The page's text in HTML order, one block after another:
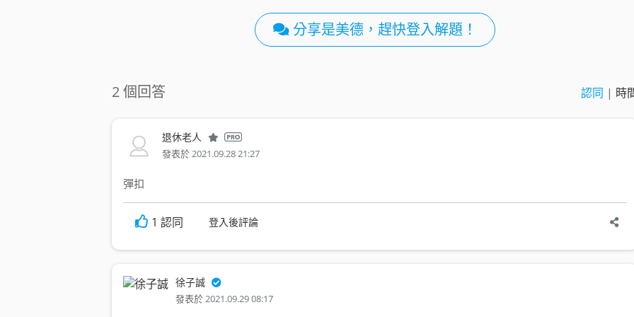
分享是美德，趕快登入解題！
2 個回答 認同 | 時
退休老人
發表於2021.09.28 21:27
彈扣
1 認同 登入後評論
徐子誠
發表於2021.09.29 08:17